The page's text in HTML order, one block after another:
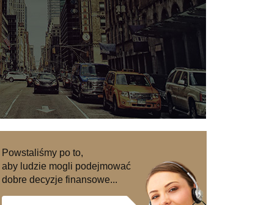
Powstaliśmy po to,
aby ludzie mogli podejmować
dobre decyzje finansowe...